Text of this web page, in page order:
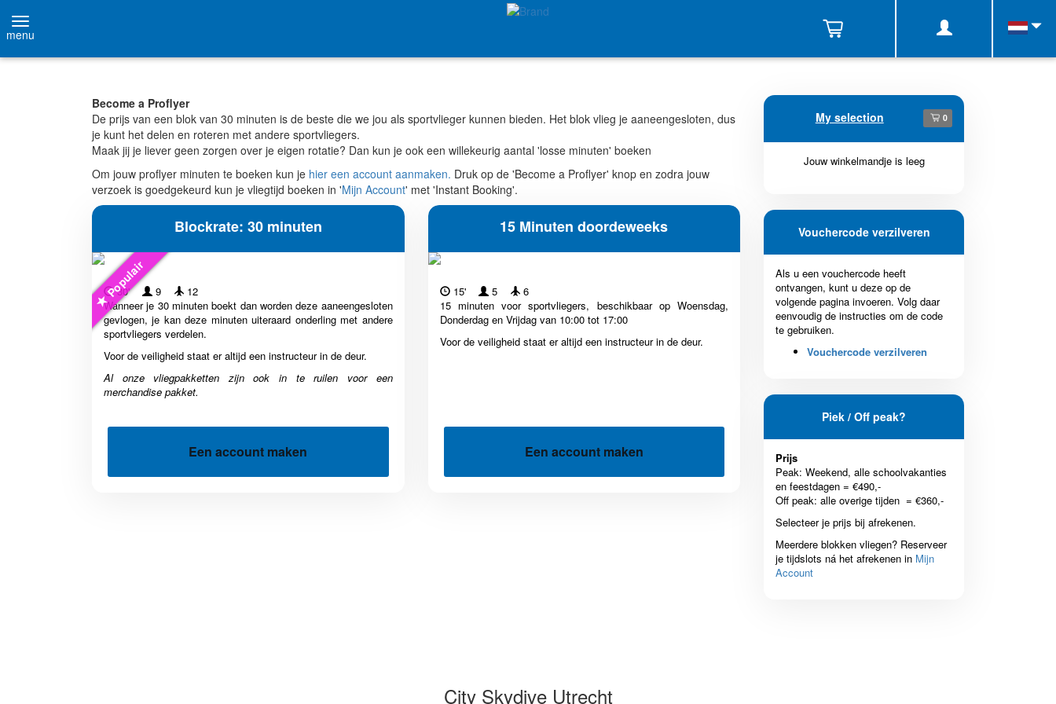
menu
Become a Proflyer
De prijs van een blok van 30 minuten is de beste die we jou als sportvlieger kunnen bieden. Het blok vlieg je aaneengesloten, dus
je kunt het delen en roteren met andere sportvliegers.
Maak jij je liever geen zorgen over je eigen rotatie? Dan kun je ook een willekeurig aantal 'losse minuten' boeken
Om jouw proflyer minuten te boeken kun je hier een account aanmaken. Druk op de 'Become a Proflyer' knop en zodra jouw
verzoek is goedgekeurd kun je vliegtijd boeken in 'Mijn Account' met 'Instant Booking'.
Blockrate: 30 minuten
Populair
30' 9
12
Wanneer je 30 minuten boekt dan worden deze aaneengesloten
gevlogen, je kan deze minuten uiteraard onderling met andere
sportvliegers verdelen.
Voor de veiligheid staat er altijd een instructeur in de deur.
Al onze vliegpakketten zijn ook in te ruilen voor een
merchandise pakket.
Een account maken
15 Minuten doordeweeks
15' 5
6
15 minuten voor sportvliegers, beschikbaar op Woensdag,
Donderdag en Vrijdag van 10:00 tot 17:00
Voor de veiligheid staat er altijd een instructeur in de deur.
Een account maken
My selection 0
Jouw winkelmandje is leeg
Vouchercode verzilveren
Als u een vouchercode heeft
ontvangen, kunt u deze op de
volgende pagina invoeren. Volg daar
eenvoudig de instructies om de code
te gebruiken.
Vouchercode verzilveren
Piek / Off peak?
Prijs
Peak: Weekend, alle schoolvakanties
en feestdagen = €490,-
Off peak: alle overige tijden = €360,-
Selecteer je prijs bij afrekenen.
Meerdere blokken vliegen? Reserveer
je tijdslots ná het afrekenen in Mijn
Account
City Skydive Utrecht